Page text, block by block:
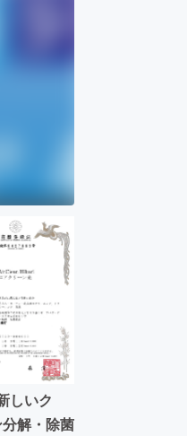
しいク
解・除菌